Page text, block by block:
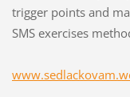
trigger points and
SMS exercises